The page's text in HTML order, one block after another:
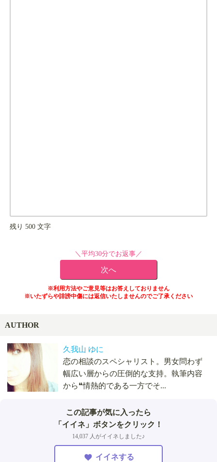
残り 500 文字
＼平均30分でお返事／
※利用方法やご意見等はお答えしておりません
※いたずらや誹謗中傷には返信いたしませんのでご了承ください
AUTHOR
久我山 ゆに
恋の相談のスペシャリスト。男女問わず
幅広い層からの圧倒的な支持。執筆内容
から❝情熱的である一方でそ...
この記事が気に入ったら
「イイネ」ボタンをクリック！
14,037 人がイイネしました♪
イイネする